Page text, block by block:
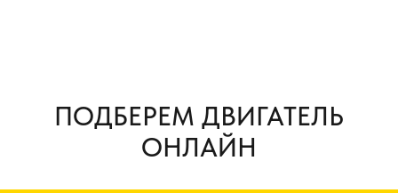
ПОДБЕРЕМ ДВИГАТЕЛЬ
ОНЛАЙН